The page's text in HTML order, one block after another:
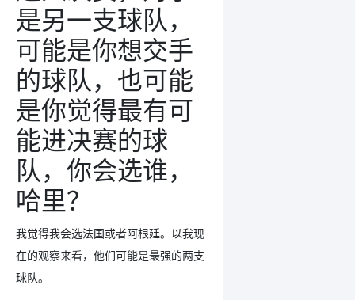
是另一支球队，
可能是你想交手
的球队，也可能
是你觉得最有可
能进决赛的球
队，你会选谁，
哈里？
我觉得我会选法国或者阿根廷。以我现
在的观察来看，他们可能是最强的两支
球队。